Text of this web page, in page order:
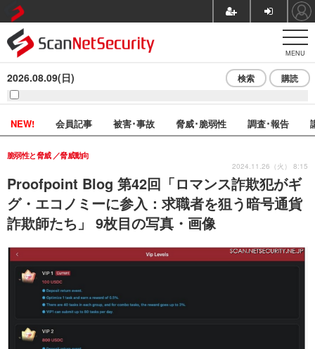
MENU
2026.08.09(日) 検索 購読
NEW! 会員記事 被害･事故 脅威･脆弱性 調査･報告
Proofpoint Blog 第42回「ロマンス詐欺犯がギ
グ・エコノミーに参入：求職者を狙う暗号通貨
詐欺師たち」 9枚目の写真・画像
脆弱性と脅威 脅威動向
2024.11.26（火） 8:15